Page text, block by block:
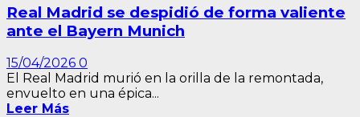
Real Madrid se despidió de forma valiente
ante el Bayern Munich
15/04/2026 0
El Real Madrid murió en la orilla de la remontada,
envuelto en una épica...
Leer Más